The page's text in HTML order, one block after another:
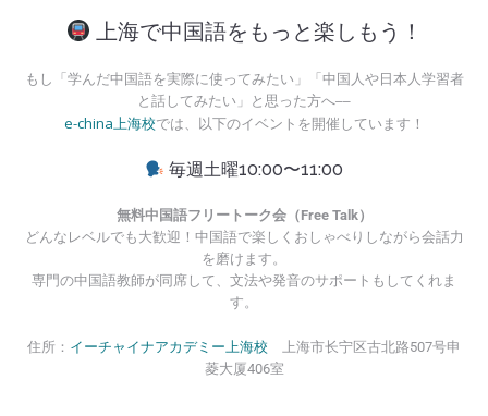
上海で中国語をもっと楽しもう！
もし「学んだ中国語を実際に使ってみたい」「中国人や日本人学習者
と話してみたい」と思った方へ──
e-china上海校では、以下のイベントを開催しています！
毎週土曜10:00〜11:00
無料中国語フリートーク会（Free Talk）
どんなレベルでも大歓迎！中国語で楽しくおしゃべりしながら会話力
を磨けます。
専門の中国語教師が同席して、文法や発音のサポートもしてくれま
す。
住所： イーチャイナアカデミー上海校 上海市长宁区古北路507号申
菱大厦406室